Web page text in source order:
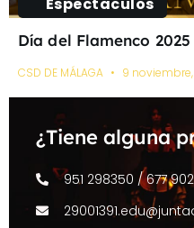
Espectaculos
Día del Flamenco 2025
CSD DE MÁLAGA 9
¿Tiene alguna
951 298350 / 677